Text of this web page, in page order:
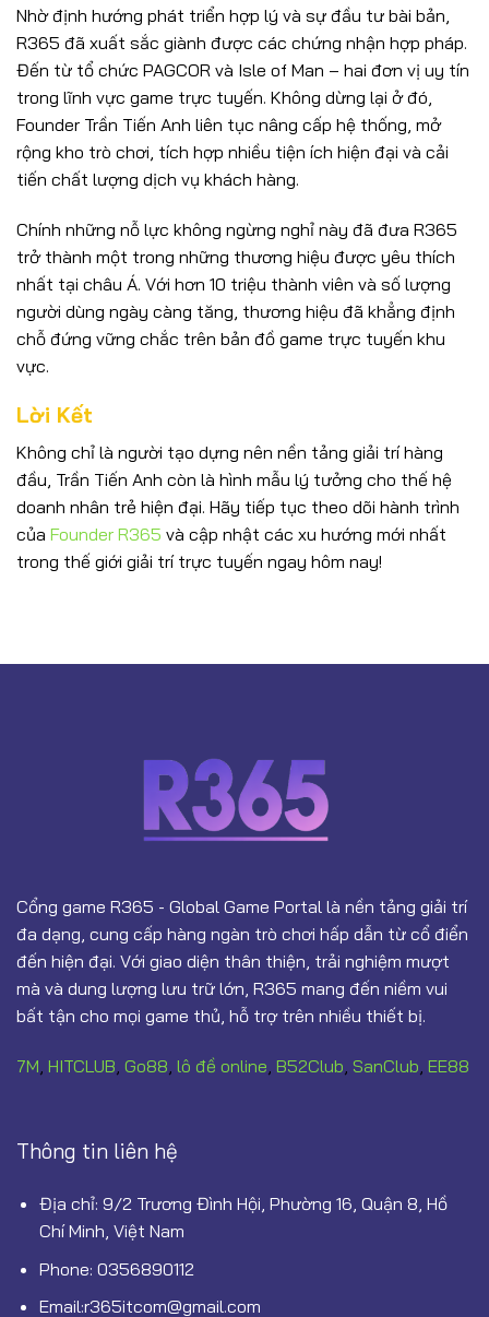
Nhờ định hướng phát triển hợp lý và sự đầu tư bài bản,
R365 đã xuất sắc giành được các chứng nhận hợp pháp.
Đến từ tổ chức PAGCOR và Isle of Man – hai đơn vị uy tín
trong lĩnh vực game trực tuyến. Không dừng lại ở đó,
Founder Trần Tiến Anh liên tục nâng cấp hệ thống, mở
rộng kho trò chơi, tích hợp nhiều tiện ích hiện đại và cải
tiến chất lượng dịch vụ khách hàng.
Chính những nỗ lực không ngừng nghỉ này đã đưa R365
trở thành một trong những thương hiệu được yêu thích
nhất tại châu Á. Với hơn 10 triệu thành viên và số lượng
người dùng ngày càng tăng, thương hiệu đã khẳng định
chỗ đứng vững chắc trên bản đồ game trực tuyến khu
vực.
Lời Kết
Không chỉ là người tạo dựng nên nền tảng giải trí hàng
đầu, Trần Tiến Anh còn là hình mẫu lý tưởng cho thế hệ
doanh nhân trẻ hiện đại. Hãy tiếp tục theo dõi hành trình
của Founder R365 và cập nhật các xu hướng mới nhất
trong thế giới giải trí trực tuyến ngay hôm nay!
Cổng game R365 - Global Game Portal là nền tảng giải trí
đa dạng, cung cấp hàng ngàn trò chơi hấp dẫn từ cổ điển
đến hiện đại. Với giao diện thân thiện, trải nghiệm mượt
mà và dung lượng lưu trữ lớn, R365 mang đến niềm vui
bất tận cho mọi game thủ, hỗ trợ trên nhiều thiết bị.
7M HITCLUB Go88 lô đề online B52Club SanClub EE88
Thông tin liên hệ
Địa chỉ: 9/2 Trương Đình Hội, Phường 16, Quận 8, Hồ
Chí Minh, Việt Nam
Phone: 0356890112
Email:r365itcom@gmail.com